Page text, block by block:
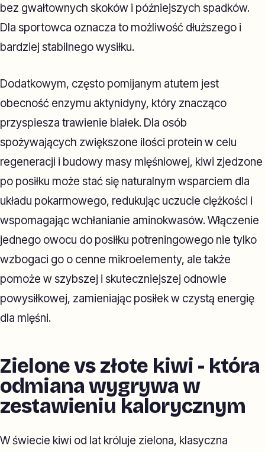
bez gwałtownych skoków i późniejszych spadków.
Dla sportowca oznacza to możliwość dłuższego i
bardziej stabilnego wysiłku.
Dodatkowym, często pomijanym atutem jest
obecność enzymu aktynidyny, który znacząco
przyspiesza trawienie białek. Dla osób
spożywających zwiększone ilości protein w celu
regeneracji i budowy masy mięśniowej, kiwi zjedzone
po posiłku może stać się naturalnym wsparciem dla
układu pokarmowego, redukując uczucie ciężkości i
wspomagając wchłanianie aminokwasów. Włączenie
jednego owocu do posiłku potreningowego nie tylko
wzbogaci go o cenne mikroelementy, ale także
pomoże w szybszej i skuteczniejszej odnowie
powysiłkowej, zamieniając posiłek w czystą energię
dla mięśni.
Zielone vs złote kiwi - która
odmiana wygrywa w
zestawieniu kalorycznym
W świecie kiwi od lat króluje zielona, klasyczna